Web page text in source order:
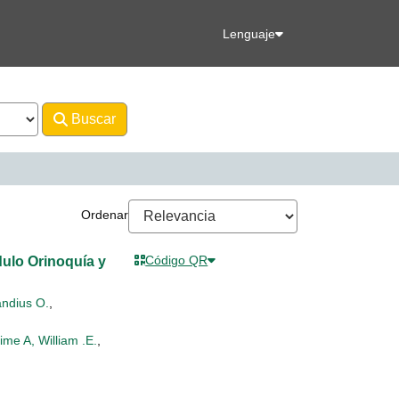
Lenguaje
Buscar
Ordenar
Orinoquía y
O.,
A, William .E.,
Código QR